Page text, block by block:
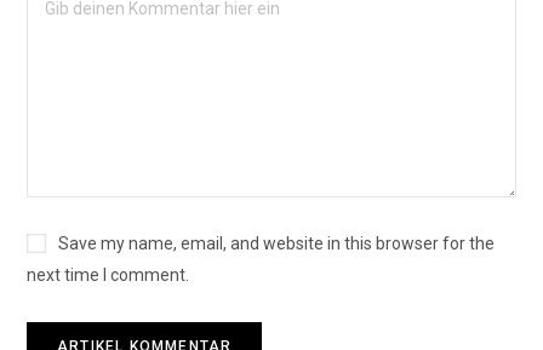
Save my name, email, and website in this browser for the
next time I comment.